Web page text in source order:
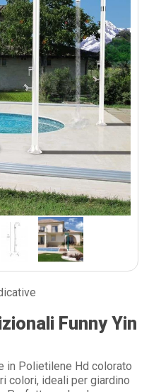
Funny Yin
in Polietilene Hd colorato
colori, ideali per giardino